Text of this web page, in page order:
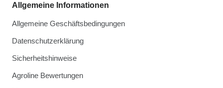
Allgemeine Informationen
Allgemeine Geschäftsbedingungen
Datenschutzerklärung
Sicherheitshinweise
Agroline Bewertungen